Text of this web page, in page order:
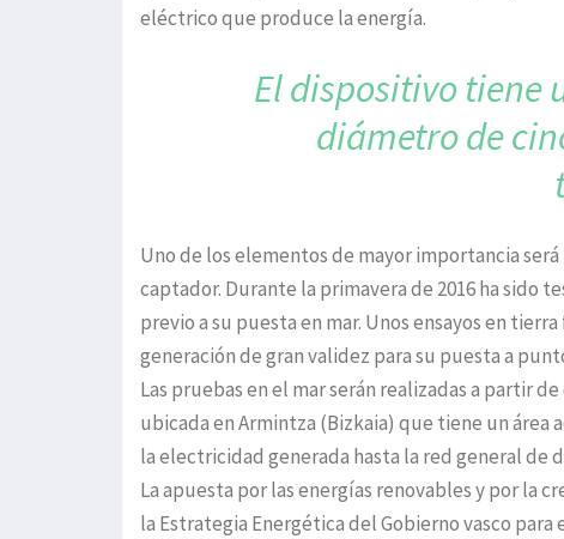
eléctrico que produce la energía.
El dispositivo tiene
diámetro de
Uno de los elementos de mayor importancia
captador. Durante la primavera de 2016 ha sido
previo a su puesta en mar. Unos ensayos en
generación de gran validez para su puesta a
Las pruebas en el mar serán realizadas a partir
ubicada en Armintza (Bizkaia) que tiene un
la electricidad generada hasta la red general de
La apuesta por las energías renovables y por la
la Estrategia Energética del Gobierno vasco